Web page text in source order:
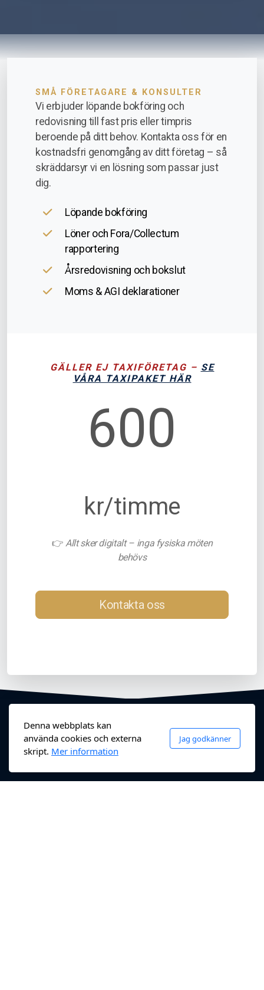
SMÅ FÖRETAGARE & KONSULTER
Vi erbjuder löpande bokföring och
redovisning till fast pris eller timpris
beroende på ditt behov. Kontakta oss för en
kostnadsfri genomgång av ditt företag – så
skräddarsyr vi en lösning som passar just
dig.
Löpande bokföring
Löner och Fora/Collectum
rapportering
Årsredovisning och bokslut
Moms & AGI deklarationer
GÄLLER EJ TAXIFÖRETAG – SE
VÅRA TAXIPAKET HÄR
600
kr/timme
👉 Allt sker digitalt – inga fysiska möten
behövs
Kontakta oss
Denna webbplats kan
använda cookies och externa
skript. Mer information
Jag godkänner